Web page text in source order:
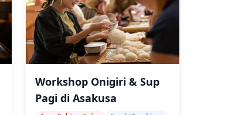
Workshop Onigiri & Sup
Pagi di Asakusa